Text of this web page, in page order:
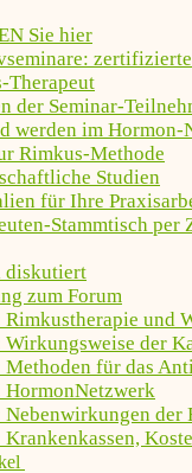
Sie hier
Therapeut
der Seminar-
werden im Hormon-
Rimkus-Methode
Studien
für Ihre
Stammtisch per
diskutiert
zum Forum
Rimkustherapie und
Wirkungsweise der
Methoden für das
HormonNetzwerk
Nebenwirkungen der
Krankenkassen,